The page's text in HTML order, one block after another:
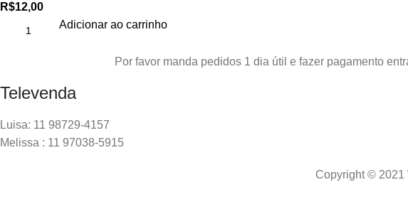
R$12,00
Adicionar ao carrinho
Por favor manda pedidos 1 dia útil e fazer pagamento
Televenda
Luisa: 11 98729-4157
Melissa : 11 97038-5915
Copyright © 2021